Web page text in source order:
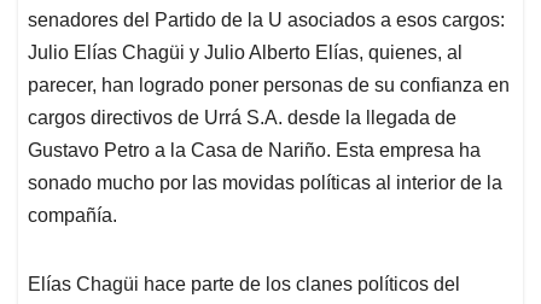
senadores del Partido de la U asociados a esos cargos:
Julio Elías Chagüi y Julio Alberto Elías, quienes, al
parecer, han logrado poner personas de su confianza en
cargos directivos de Urrá S.A. desde la llegada de
Gustavo Petro a la Casa de Nariño. Esta empresa ha
sonado mucho por las movidas políticas al interior de la
compañía.
Elías Chagüi hace parte de los clanes políticos del